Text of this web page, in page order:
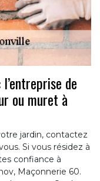
de
ou muret à
jardin, contactez
Si vous résidez à
confiance à
Maçonnerie 60.